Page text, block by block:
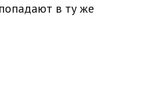
в ту же